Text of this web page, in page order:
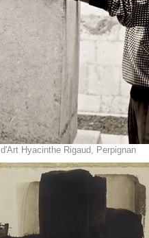
Hyacinthe Rigaud, Perpignan